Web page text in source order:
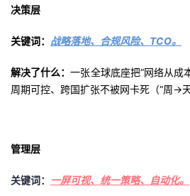
决策层
关键词： 战略落地、合规风险、TCO。
解决了什么：一张全球底座把“网络从成
周期可控、跨国扩张不被网卡死（“周→天
管理层
关键词： 一屏可视、统一策略、自动化。